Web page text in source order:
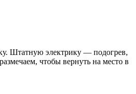
Штатную электрику — подогрев,
чтобы вернуть на место в